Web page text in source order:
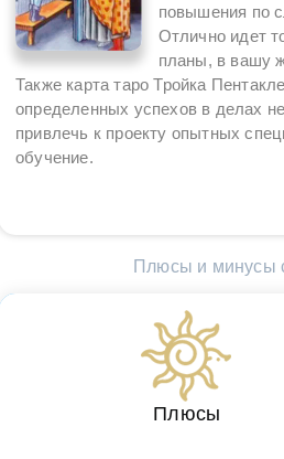
повышения по
Отлично идет
планы, в вашу
Также карта таро Тройка
определенных успехов в делах
привлечь к проекту опытных
обучение.
Плюсы и минусы
Плюсы